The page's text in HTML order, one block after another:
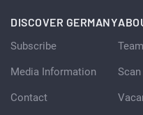
DISCOVER GERMANY
Subscribe
Media Information
Contact
Team